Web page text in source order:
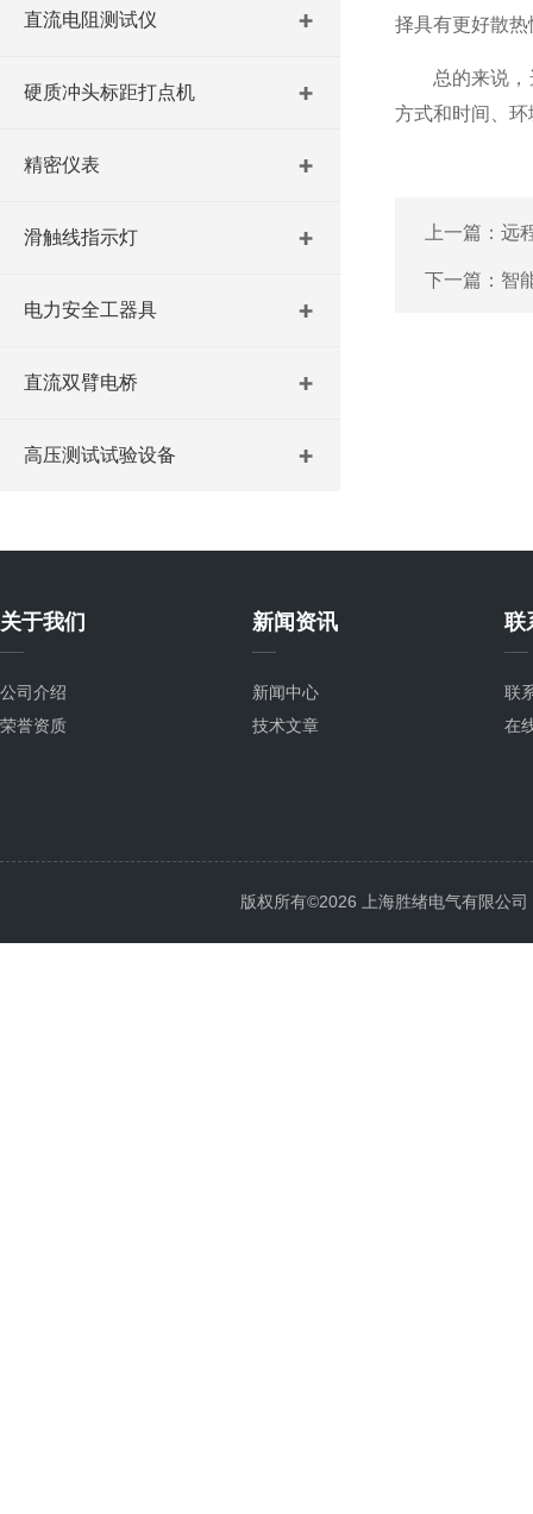
直流电阻测试仪
硬质冲头标距打点机
精密仪表
滑触线指示灯
电力安全工器具
直流双臂电桥
高压测试试验设备
择具有更好散
总的来说，选
方式和时间、
上一篇： 远
下一篇： 智
关于我们
公司介绍
荣誉资质
新闻资讯
新闻中心
技术文章
联
联
在
版权所有©2026 上海胜绪电气有限公